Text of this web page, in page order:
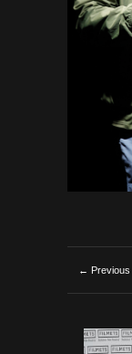
← Previous